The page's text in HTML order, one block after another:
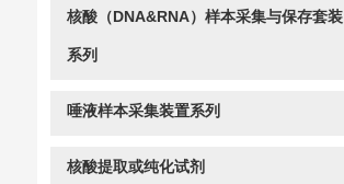
核酸（DNA&RNA）样本采集与保存套装
系列
唾液样本采集装置系列
核酸提取或纯化试剂